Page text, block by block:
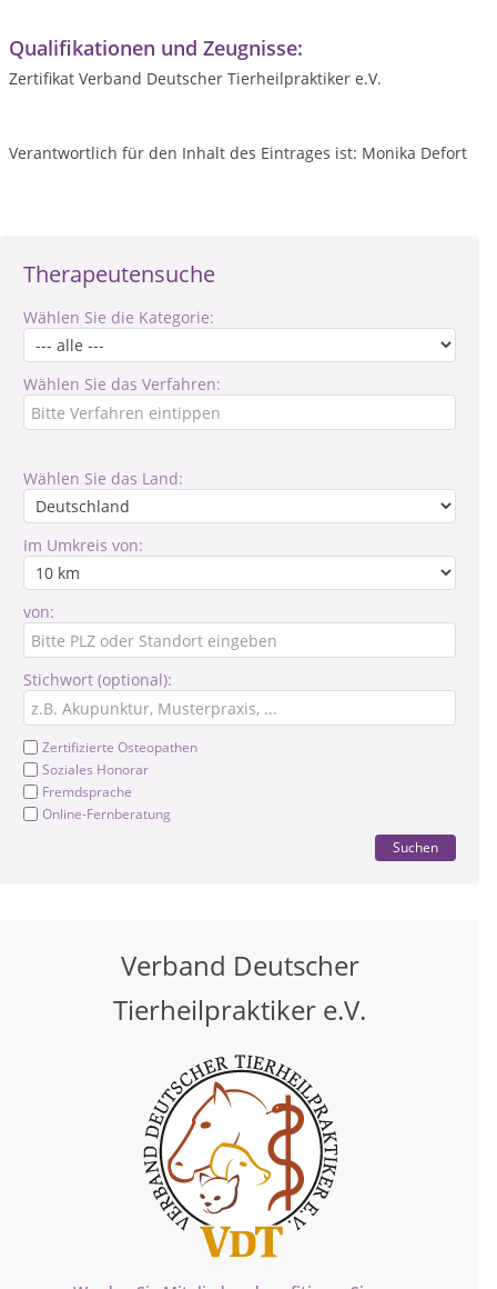
Therapeutensuche
Wählen Sie die Kategorie:
Wählen Sie das Verfahren:
Wählen Sie das Land:
Im Umkreis von:
von:
Stichwort (optional):
Zertifizierte Osteopathen
Soziales Honorar
Fremdsprache
Online-Fernberatung
Suchen
Verband Deutscher
Tierheilpraktiker e.V.
Qualifikationen und Zeugnisse:
Zertifikat Verband Deutscher Tierheilpraktiker e.V.
Verantwortlich für den Inhalt des Eintrages ist: Monika Defort